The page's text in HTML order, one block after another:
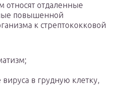
относят отдаленные
повышенной
к стрептококковой
в грудную клетку,